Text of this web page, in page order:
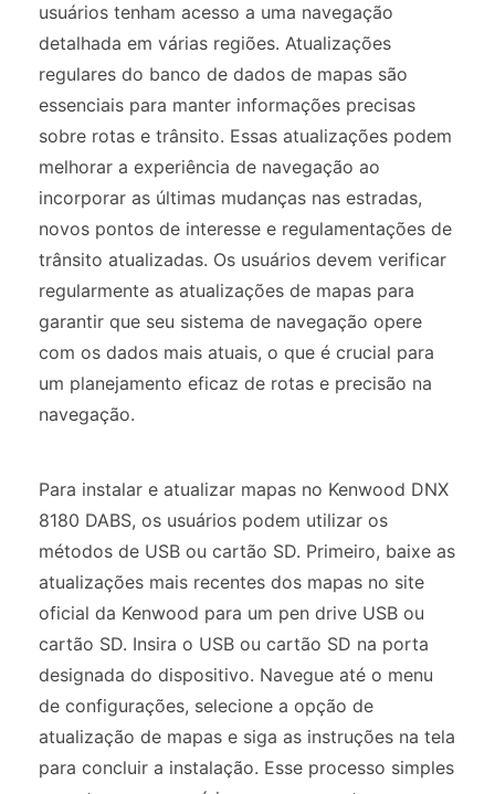
usuários tenham acesso a uma navegação
detalhada em várias regiões. Atualizações
regulares do banco de dados de mapas são
essenciais para manter informações precisas
sobre rotas e trânsito. Essas atualizações podem
melhorar a experiência de navegação ao
incorporar as últimas mudanças nas estradas,
novos pontos de interesse e regulamentações de
trânsito atualizadas. Os usuários devem verificar
regularmente as atualizações de mapas para
garantir que seu sistema de navegação opere
com os dados mais atuais, o que é crucial para
um planejamento eficaz de rotas e precisão na
navegação.
Para instalar e atualizar mapas no Kenwood DNX
8180 DABS, os usuários podem utilizar os
métodos de USB ou cartão SD. Primeiro, baixe as
atualizações mais recentes dos mapas no site
oficial da Kenwood para um pen drive USB ou
cartão SD. Insira o USB ou cartão SD na porta
designada do dispositivo. Navegue até o menu
de configurações, selecione a opção de
atualização de mapas e siga as instruções na tela
para concluir a instalação. Esse processo simples